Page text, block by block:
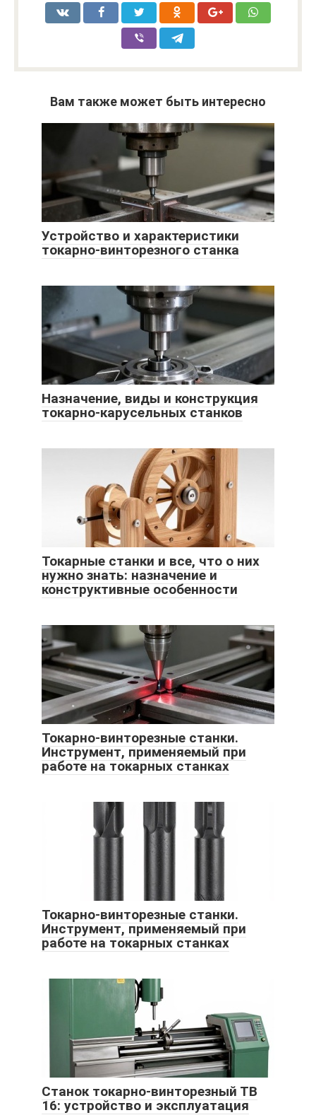
Вам также может быть интересно
Устройство и характеристики
токарно-винторезного станка
Назначение, виды и конструкция
токарно-карусельных станков
Токарные станки и все, что о них
нужно знать: назначение и
конструктивные особенности
Токарно-винторезные станки.
Инструмент, применяемый при
работе на токарных станках
Токарно-винторезные станки.
Инструмент, применяемый при
работе на токарных станках
Станок токарно-винторезный ТВ
16: устройство и эксплуатация